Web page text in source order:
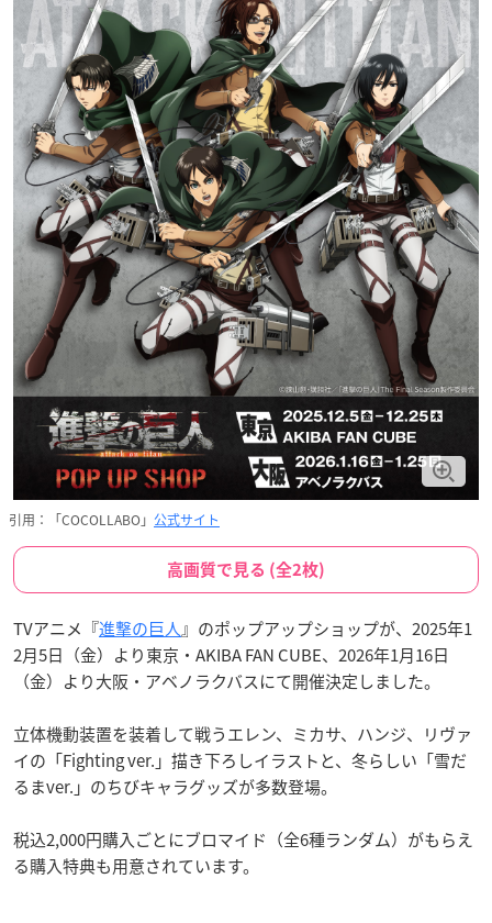
引用：「COCOLLABO」 公式サイト
高画質で見る (全2枚)
TVアニメ『進撃の巨人』のポップアップショップが、2025年1
2月5日（金）より東京・AKIBA FAN CUBE、2026年1月16日
（金）より大阪・アベノラクバスにて開催決定しました。
立体機動装置を装着して戦うエレン、ミカサ、ハンジ、リヴァ
イの「Fighting ver.」描き下ろしイラストと、冬らしい「雪だ
るまver.」のちびキャラグッズが多数登場。
税込2,000円購入ごとにブロマイド（全6種ランダム）がもらえ
る購入特典も用意されています。